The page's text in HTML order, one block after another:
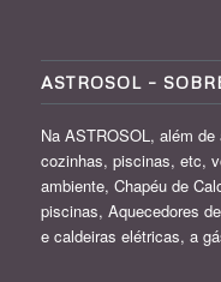
ASTROSOL –
Na ASTROSOL, além
cozinhas, piscinas, etc,
ambiente, Chapéu de
piscinas, Aquecedores
e caldeiras elétricas, a